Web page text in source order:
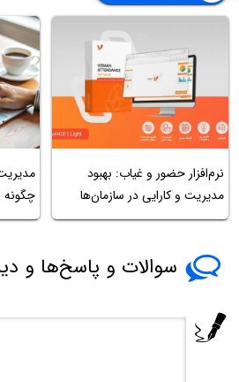
نرم‌افزار حضور و غیاب: بهبود
مدیریت و کارایی در سازمان‌ها
سوالات و پاسخ‌ها و